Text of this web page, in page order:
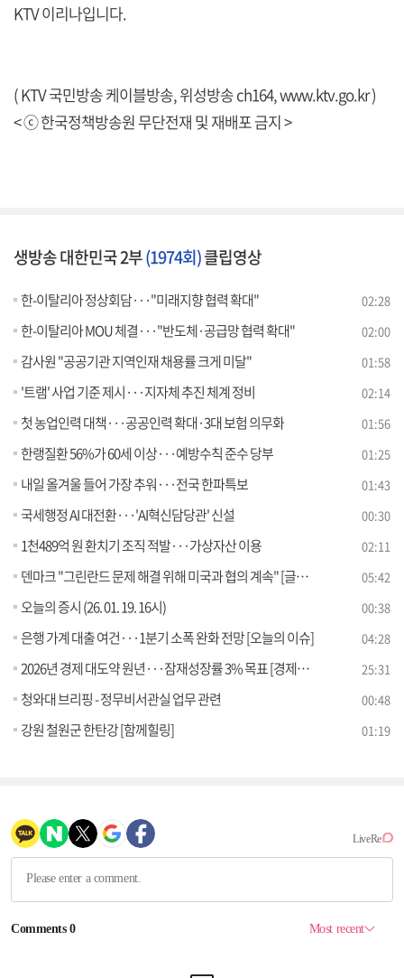
KTV 이리나입니다.
( KTV 국민방송 케이블방송, 위성방송 ch164,www.ktv.go.kr)
< ⓒ 한국정책방송원 무단전재 및 재배포 금지 >
생방송 대한민국 2부(1974회)클립영상
한-이탈리아 정상회담···"미래지향 협력 확대" 02:28
한-이탈리아 MOU 체결···"반도체·공급망 협력 확대" 02:00
감사원 "공공기관 지역인재 채용률 크게 미달" 01:58
'트램' 사업 기준 제시···지자체 추진 체계 정비 02:14
첫 농업인력 대책···공공인력 확대·3대 보험 의무화 01:56
한랭질환 56%가 60세 이상···예방수칙 준수 당부 01:25
내일 올겨울 들어 가장 추워···전국 한파특보 01:43
국세행정 AI 대전환···'AI혁신담당관' 신설 00:30
1천489억 원 환치기 조직 적발···가상자산 이용 02:11
덴마크 "그린란드 문제 해결 위해 미국과 협의 계속" [글로벌 핫이슈] 05:42
오늘의 증시 (26. 01. 19. 16시) 00:38
은행 가계 대출 여건···1분기 소폭 완화 전망 [오늘의 이슈] 04:28
2026년 경제 대도약 원년···잠재성장률 3% 목표 [경제&이슈] 25:31
청와대 브리핑 - 정무비서관실 업무 관련 00:48
강원 철원군 한탄강 [함께힐링] 01:19